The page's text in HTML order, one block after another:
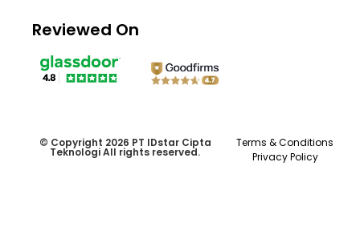
Reviewed On
© Copyright 2026 PT IDstar Cipta
Teknologi All rights reserved.
Terms & Conditions
Privacy Policy